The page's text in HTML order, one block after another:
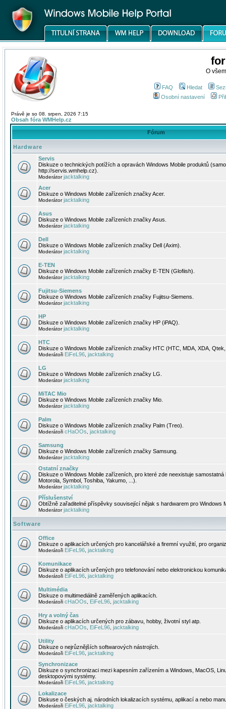
O
FAQ Hledat
Osobní nastavení
Právě je so 08. srpen, 2026 7:15
Obsah fóra WMHelp.cz
Fórum
Hardware
Servis
Diskuze o technických potížích a opravách Windows Mobile produktů
http://servis.wmhelp.cz).
Moderátorjacktalking
Acer
Diskuze o Windows Mobile zařízeních značky Acer.
Moderátorjacktalking
Asus
Diskuze o Windows Mobile zařízeních značky Asus.
Moderátorjacktalking
Dell
Diskuze o Windows Mobile zařízeních značky Dell (Axim).
Moderátorjacktalking
E-TEN
Diskuze o Windows Mobile zařízeních značky E-TEN (Glofiish).
Moderátorjacktalking
Fujitsu-Siemens
Diskuze o Windows Mobile zařízeních značky Fujitsu-Siemens.
Moderátorjacktalking
HP
Diskuze o Windows Mobile zařízeních značky HP (iPAQ).
Moderátorjacktalking
HTC
Diskuze o Windows Mobile zařízeních značky HTC (HTC, MDA, XDA,
Moderátoři EiFeL96 jacktalking
LG
Diskuze o Windows Mobile zařízeních značky LG.
Moderátorjacktalking
MiTAC Mio
Diskuze o Windows Mobile zařízeních značky Mio.
Moderátorjacktalking
Palm
Diskuze o Windows Mobile zařízeních značky Palm (Treo).
Moderátoři cHaOOs jacktalking
Samsung
Diskuze o Windows Mobile zařízeních značky Samsung.
Moderátorjacktalking
Ostatní značky
Diskuze o Windows Mobile zařízeních, pro které zde neexistuje
Motorola, Symbol, Toshiba, Yakumo, ...).
Moderátorjacktalking
Příslušenství
Obtížně zařaditelné příspěvky související nějak s hardwarem pro Windows
Moderátorjacktalking
Software
Office
Diskuze o aplikacích určených pro kancelářské a firemní využití, pro
Moderátoři EiFeL96 jacktalking
Komunikace
Diskuze o aplikacích určených pro telefonování nebo elektronickou
Moderátoři EiFeL96 jacktalking
Multimédia
Diskuze o multimediálně zaměřených aplikacích.
Moderátoři cHaOOs EiFeL96 jacktalking
Hry a volný čas
Diskuze o aplikacích určených pro zábavu, hobby, životní styl atp.
Moderátoři cHaOOs EiFeL96 jacktalking
Utility
Diskuze o nejrůznějších softwarových nástrojích.
Moderátoři EiFeL96 jacktalking
Synchronizace
Diskuze o synchronizaci mezi kapesním zařízením a Windows, MacOS,
desktopovými systémy.
Moderátoři EiFeL96 jacktalking
Lokalizace
Diskuse o českých aj. národních lokalizacích systému, aplikací a nebo
Moderátoři EiFeL96 jacktalking